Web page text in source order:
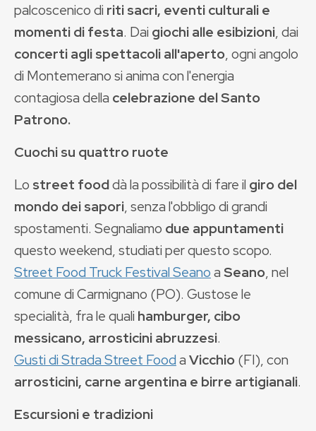
palcoscenico di riti sacri, eventi culturali e
momenti di festa. Dai giochi alle esibizioni, dai
concerti agli spettacoli all'aperto, ogni angolo
di Montemerano si anima con l'energia
contagiosa della celebrazione del Santo
Patrono.
Cuochi su quattro ruote
Lo street fooddà la possibilità di fare il giro del
mondo dei sapori, senza l'obbligo di grandi
spostamenti. Segnaliamo due appuntamenti
questo weekend, studiati per questo scopo.
Street Food Truck Festival SeanoaSeano, nel
comune di Carmignano (PO). Gustose le
specialità, fra le quali hamburger, cibo
messicano, arrosticini abruzzesi.
Gusti di Strada Street FoodaVicchio(FI), con
arrosticini, carne argentina e birre artigianali.
Escursioni e tradizioni